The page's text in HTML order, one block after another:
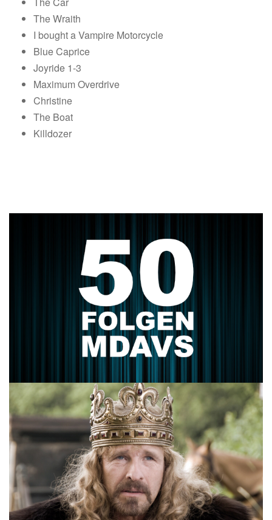
The Wraith
I bought a Vampire Motorcycle
Blue Caprice
Joyride 1-3
Maximum Overdrive
Christine
The Boat
Killdozer
FOLGE 50 – WIR FEIERN DIE 50. FOLGE
FOLGE 47 – ZWEI NASEN RIECHEN
SCHEISSE